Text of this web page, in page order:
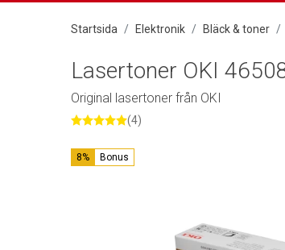
Startsida Elektronik Bläck & toner
8% Bonus
Lasertoner OKI
Original lasertoner från OKI
(4)